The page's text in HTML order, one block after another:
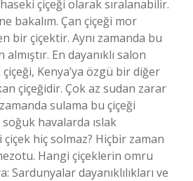
çiçeği olarak sıralanabilir.
bakalım. Çan çiçeği mor
bir çiçektir. Aynı zamanda bu
almıştır. En dayanıklı salon
Kenya’ya özgü bir diğer
çiçeğidir. Çok az sudan zarar
sulama bu çiçeği
havalarda ıslak
çiçek hiç solmaz? Hiçbir zaman
Hangi çiçeklerin omru
Sardunyalar dayanıklılıkları ve